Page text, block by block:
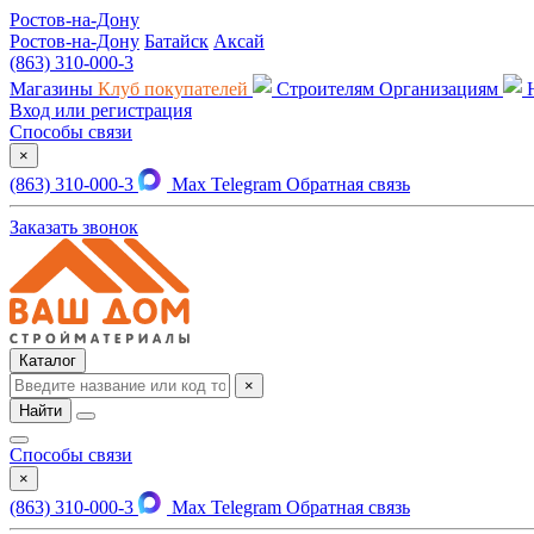
Ростов-на-Дону
Ростов-на-Дону Батайск Аксай
(863) 310-000-3
Магазины Клуб покупателей Строителям Организациям
Вход или регистрация
Способы связи
×
(863) 310-000-3 Max Telegram Обратная связь
Заказать звонок
Каталог
×
Найти
Способы связи
×
(863) 310-000-3 Max Telegram Обратная связь